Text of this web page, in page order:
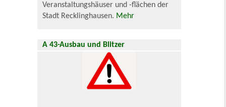
Veranstaltungshäuser und -flächen der
Stadt Recklinghausen. Mehr
A 43-Ausbau und Blitzer